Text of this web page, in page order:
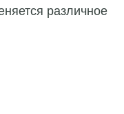
различное